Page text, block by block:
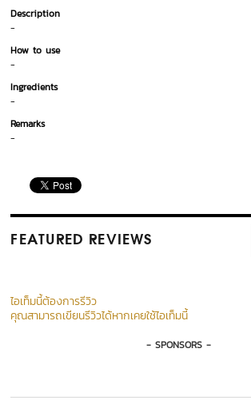
Description
-
How to use
-
Ingredients
-
Remarks
-
FEATURED REVIEWS
ไอเท็มนี้ต้องการรีวิว
คุณสามารถเขียนรีวิวได้หากเคยใช้ไอเท็มนี้
- SPONSORS -